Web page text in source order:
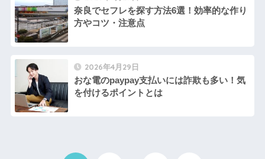
奈良でセフレを探す方法6選！効率的な作り
方やコツ・注意点
2026年4月29日
おな電のpaypay支払いには詐欺も多い！気
を付けるポイントとは